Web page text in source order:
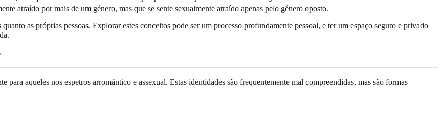
atraído por mais de um género, mas que se sente sexualmente atraído apenas pelo género oposto.
as próprias pessoas. Explorar estes conceitos pode ser um processo profundamente pessoal, e ter um espaço seguro e privado
para aqueles nos espetros arromântico e assexual. Estas identidades são frequentemente mal compreendidas, mas são formas